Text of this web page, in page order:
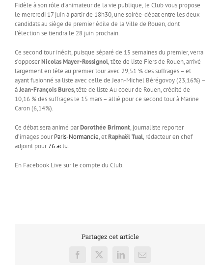
Fidèle à son rôle d’animateur de la vie publique, le Club vous propose
le mercredi 17 juin à partir de 18h30, une soirée-débat entre les deux
candidats au siège de premier édile de la Ville de Rouen, dont
l’élection se tiendra le 28 juin prochain.
Ce second tour inédit, puisque séparé de 15 semaines du premier, verra
s’opposerNicolas Mayer-Rossignol, tête de liste Fiers de Rouen, arrivé
largement en tête au premier tour avec 29,51 % des suffrages – et
ayant fusionné sa liste avec celle de Jean-Michel Bérégovoy (23,16%) –
àJean-François Bures, tête de liste Au coeur de Rouen, crédité de
10,16 % des suffrages le 15 mars – allié pour ce second tour à Marine
Caron (6,14%).
Ce débat sera animé parDorothée Brimont, journaliste reporter
d’images pourParis-Normandie, etRaphaël Tual, rédacteur en chef
adjoint pour76 actu.
En Facebook Live sur le compte du Club.
Partagez cet article
Facebook
X LinkedInEmail